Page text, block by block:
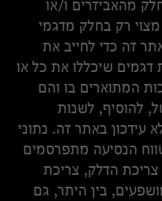
מהאביזרים ו/או
רק בחלק מדגמי
זה כדי לחייב את
שיכללו את כל או
המתוארים בו והם
להוסיף, לשנות
עידכון באתר זה. נתוני
הנסיעה מתפרסמים
צריכת הדלק, צריכת
בין היתר, גם